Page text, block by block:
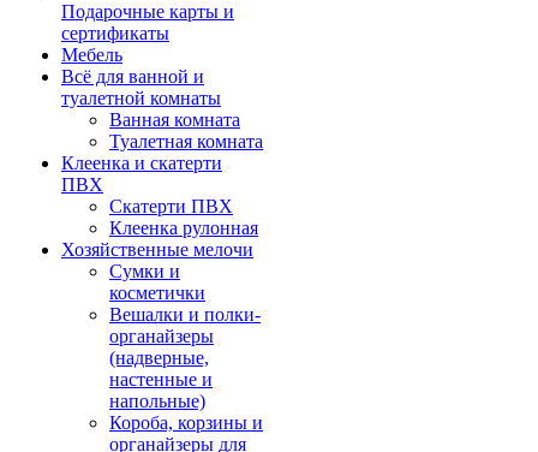
Подарочные карты и
сертификаты
Мебель
Всё для ванной и
туалетной комнаты
Ванная комната
Туалетная комната
Клеенка и скатерти
ПВХ
Скатерти ПВХ
Клеенка рулонная
Хозяйственные мелочи
Сумки и
косметички
Вешалки и полки-
органайзеры
(надверные,
настенные и
напольные)
Короба, корзины и
органайзеры для